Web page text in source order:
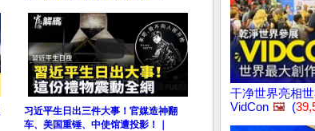
习近平生日出三件大事！官媒造神翻
车、美国重锤、中使馆遭投影！｜
干净世界亮相
VidCon 🖼️ (